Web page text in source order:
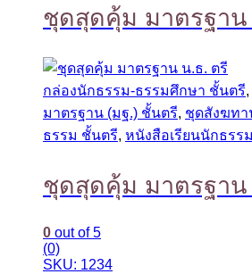
ชุดสุดคุ้ม มาตรฐาน
กล่องนักธรรม-ธรรมศึกษา ชั้นตรี,
มาตรฐาน (มฐ.) ชั้นตรี, ชุดสังฆท
ธรรม ชั้นตรี, หนังสือเรียนนักธรร
ชุดสุดคุ้ม มาตรฐาน
0 out of 5
(0)
SKU: 1234